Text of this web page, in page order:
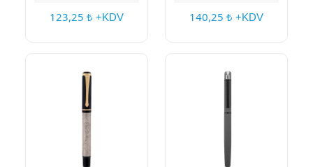
123,25 ₺ +KDV 140,25 ₺ +KDV